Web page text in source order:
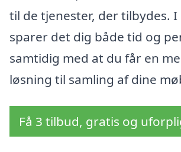
til de tjenester, der tilbydes. I
sparer det dig både tid og
samtidig med at du får en
løsning til samling af dine
Få 3 tilbud, gratis og